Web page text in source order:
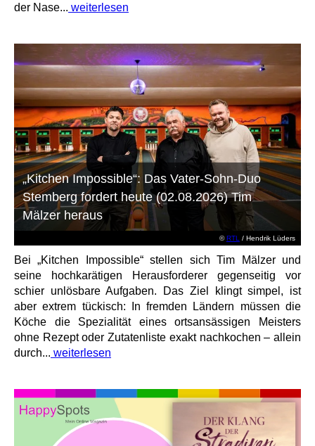
der Nase... weiterlesen
©RTL / Hendrik Lüders
„Kitchen Impossible“: Das Vater-Sohn-Duo
Stemberg fordert heute (02.08.2026) Tim
Mälzer heraus
Bei „Kitchen Impossible“ stellen sich Tim Mälzer und
seine hochkarätigen Herausforderer gegenseitig vor
schier unlösbare Aufgaben. Das Ziel klingt simpel, ist
aber extrem tückisch: In fremden Ländern müssen die
Köche die Spezialität eines ortsansässigen Meisters
ohne Rezept oder Zutatenliste exakt nachkochen – allein
durch... weiterlesen